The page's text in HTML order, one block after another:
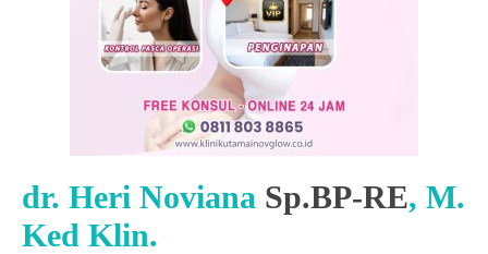
dr. Heri Noviana Sp.BP-RE, M.
Ked Klin.